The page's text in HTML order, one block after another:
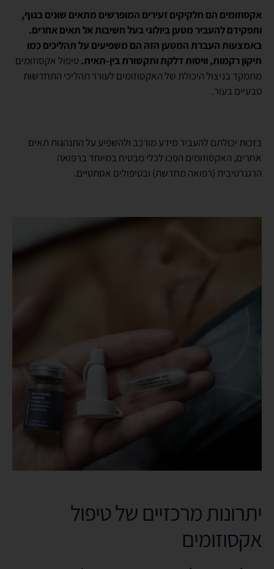
אקסוזומים הם חלקיקים זעירים המופרשים מתאים שונים בגוף,
ותפקידם להעביר מטען ביולוגי בעל חשיבות אל תאים אחרים.
באמצעות העברת המטען הזה הם משפיעים על תהליכים כמו
תיקון רקמות, וויסות דלקת ותקשורת בין-תאית.טיפול אקסוזומים
מתמקד בניצול היכולת של האקסוזומים לעורר תהליכי התחדשות
טבעיים בעור.
בזכות יכולתם להעביר מידע מורכב ולהשפיע על התנהגות תאים
אחרים, האקסוזומים הפכו לכלי מבטיח במיוחד ברפואה
הרגנרטיבית (רפואה מחדשת) ובטיפולים אסתטיים.
יתרונות מרכזיים של טיפול
אקסוזומים